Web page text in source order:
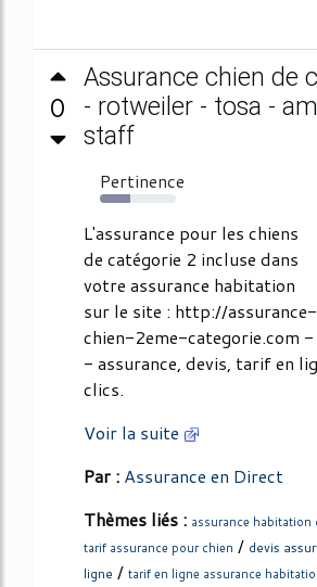
0
Assurance chien de
- rotweiler - tosa -
staff
Pertinence
40%
L'assurance pour les chiens
de catégorie 2 incluse dans
votre assurance habitation
sur le site : http://assurance-
chien-2eme-categorie.com -
- assurance, devis, tarif en
clics.
Voir la suite
Par : Assurance en Direct
Thèmes liés : assurance habitation
tarif assurance pour chien / devis
ligne / tarif en ligne assurance